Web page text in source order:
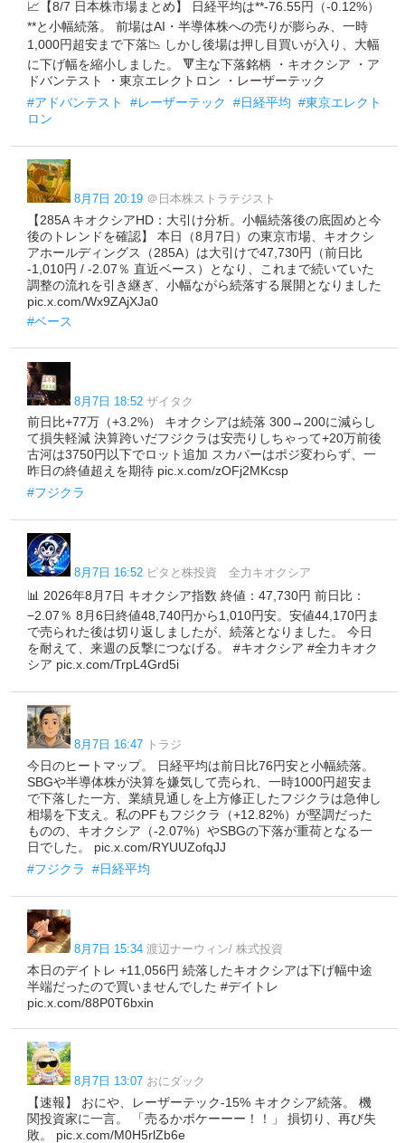
📈【8/7 日本株市場まとめ】 日経平均は**-76.55円（-0.12%）
**と小幅続落。 前場はAI・半導体株への売りが膨らみ、一時
1,000円超安まで下落📉 しかし後場は押し目買いが入り、大幅
に下げ幅を縮小しました。 🔻主な下落銘柄 ・キオクシア ・ア
ドバンテスト ・東京エレクトロン ・レーザーテック
#アドバンテスト
#レーザーテック #日経平均 #東京エレクト
ロン
8月7日 20:19 ＠日本株ストラテジスト
【285A キオクシアHD：大引け分析。小幅続落後の底固めと今
後のトレンドを確認】 本日（8月7日）の東京市場、キオクシ
アホールディングス（285A）は大引けで47,730円（前日比
-1,010円 / -2.07％ 直近ベース）となり、これまで続いていた
調整の流れを引き継ぎ、小幅ながら続落する展開となりました
pic.x.com/Wx9ZAjXJa0
#ベース
8月7日 18:52 ザイタク
前日比+77万（+3.2%） キオクシアは続落 300→200に減らし
て損失軽減 決算跨いだフジクラは安売りしちゃって+20万前後
古河は3750円以下でロット追加 スカパーはポジ変わらず、一
昨日の終値超えを期待 pic.x.com/zOFj2MKcsp
#フジクラ
8月7日 16:52 ピタと株投資 全力キオクシア
📊 2026年8月7日 キオクシア指数 終値：47,730円 前日比：
−2.07％ 8月6日終値48,740円から1,010円安。安値44,170円ま
で売られた後は切り返しましたが、続落となりました。 今日
を耐えて、来週の反撃につなげる。 #キオクシア #全力キオク
シア pic.x.com/TrpL4Grd5i
8月7日 16:47 トラジ
今日のヒートマップ。 日経平均は前日比76円安と小幅続落。
SBGや半導体株が決算を嫌気して売られ、一時1000円超安ま
で下落した一方、業績見通しを上方修正したフジクラは急伸し
相場を下支え。私のPFもフジクラ（+12.82%）が堅調だった
ものの、キオクシア（-2.07%）やSBGの下落が重荷となる一
日でした。 pic.x.com/RYUUZofqJJ
#フジクラ
#日経平均
8月7日 15:34 渡辺ナーウィン/ 株式投資
本日のデイトレ +11,056円 続落したキオクシアは下げ幅中途
半端だったので買いませんでした #デイトレ
pic.x.com/88P0T6bxin
8月7日 13:07 おにダック
【速報】 おにや、レーザーテック-15% キオクシア続落。 機
関投資家に一言。 「売るかボケーーー！！」 損切り、再び失
敗。 pic.x.com/M0H5rlZb6e